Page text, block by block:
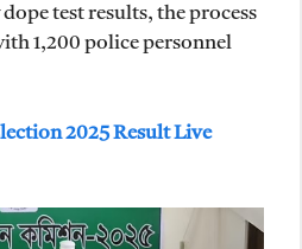
test results, the process
1,200 police personnel
2025 Result Live